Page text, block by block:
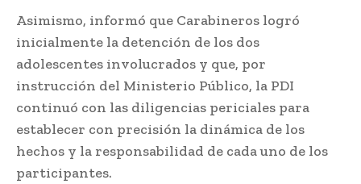
Asimismo, informó que Carabineros logró
inicialmente la detención de los dos
adolescentes involucrados y que, por
instrucción del Ministerio Público, la PDI
continuó con las diligencias periciales para
establecer con precisión la dinámica de los
hechos y la responsabilidad de cada uno de los
participantes.